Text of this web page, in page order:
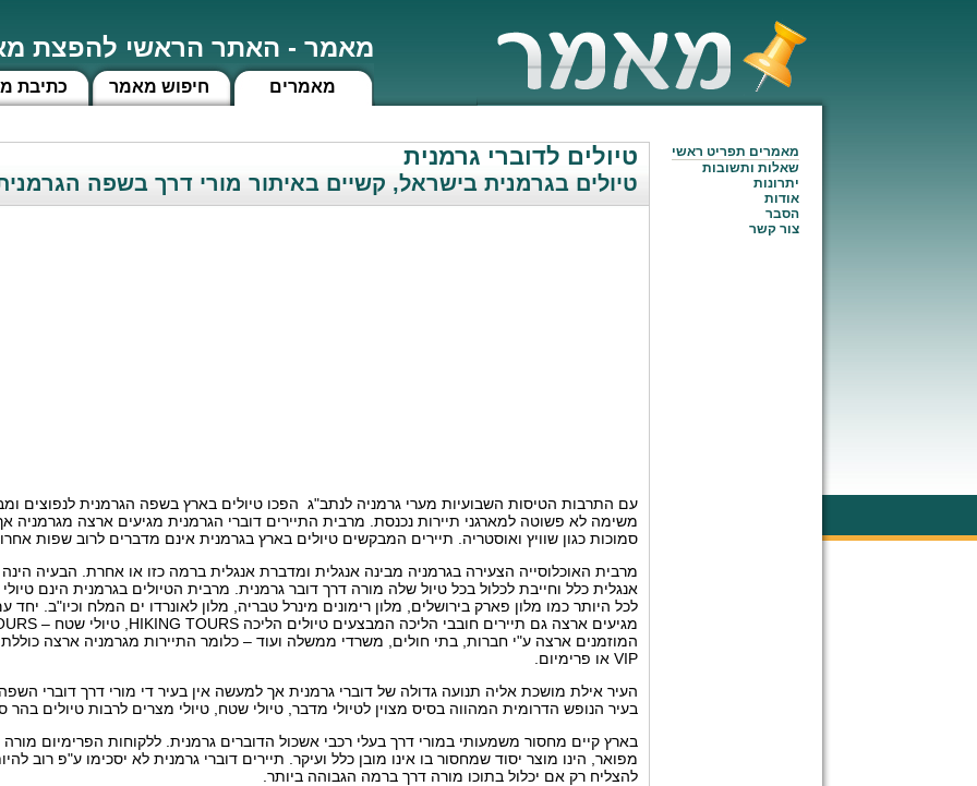
מאמר - האתר הראשי להפצת
כתיבת חיפוש מאמר מאמרים
טיולים לדוברי גרמנית
טיולים בגרמנית בישראל, קשיים באיתור מורי דרך בשפה
עם התרבות הטיסות השבועיות מערי גרמניה לנתב"ג הפכו טיולים בארץ בשפה הגרמנית לנפוצים
משימה לא פשוטה למארגני תיירות נכנסת. מרבית התיירים דוברי הגרמנית מגיעים ארצה מגרמניה
סמוכות כגון שוויץ ואוסטריה. תיירים המבקשים טיולים בארץ בגרמנית אינם מדברים לרוב שפות
מרבית האוכלוסייה הצעירה בגרמניה מבינה אנגלית ומדברת אנגלית ברמה כזו או אחרת. הבעיה
לכל היותר כמו מלון פארק בירושלים, מלון רימונים מינרל טבריה, מלון לאונרדו ים המלח וכיו"ב.
מגיעים ארצה גם תיירים חובבי הליכה המבצעים טיולים הליכהHIKING TOURS , טיולי שטח –
המוזמנים ארצה ע"י חברות, בתי חולים, משרדי ממשלה ועוד – כלומר התיירות מגרמניה ארצה
VIP או פרימיום.
העיר אילת מושכת אליה תנועה גדולה של דוברי גרמנית אך למעשה אין בעיר די מורי דרך דוברי
בעיר הנופש הדרומית המהווה בסיס מצוין לטיולי מדבר, טיולי שטח, טיולי מצרים לרבות טיולים בהר
בארץ קיים מחסור משמעותי במורי דרך בעלי רכבי אשכול הדוברים גרמנית. ללקוחות הפרימיום
מפואר, הינו מוצר יסוד שמחסור בו אינו מובן כלל ועיקר. תיירים דוברי גרמנית לא יסכימו ע"פ רוב
להצליח רק אם יכלול בתוכו מורה דרך ברמה הגבוהה ביותר.
מאמרים תפריט ראשי
שאלות ותשובות
יתרונות
אודות
הסבר
צור קשר